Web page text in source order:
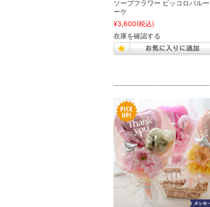
ソープフラワー ピッコロバル
ーケ
¥3,600(税込)
在庫を確認する